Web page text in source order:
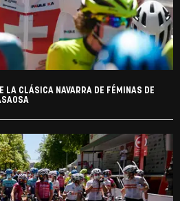
LA CLÁSICA NAVARRA DE FÉMINAS DE